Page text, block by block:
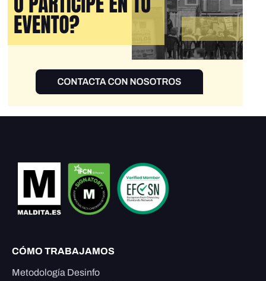
CÓMO TRABAJAMOS
Metodología Desinfo